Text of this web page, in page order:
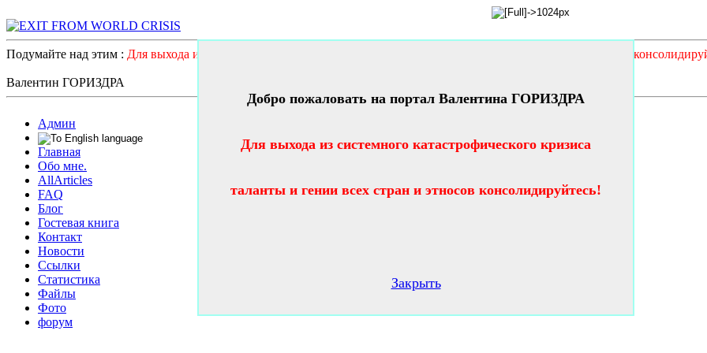
Подумайте над этим : Для выхода из системного катастрофического кризиса таланты и гении всех стран и этносов
Валентин ГОРИЗДРА
Админ
Главная
Обо мне.
AllArticles
FAQ
Блог
Гостевая книга
Контакт
Новости
Ссылки
Статистика
Файлы
Фото
форум
Добро пожаловать на портал Валентина ГОРИЗДРА
Для выхода из системного катастрофического кризиса
таланты и гении всех стран и этносов консолидируйтесь!
Закрыть